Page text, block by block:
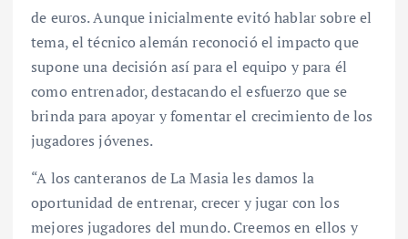
de euros. Aunque inicialmente evitó hablar sobre el
tema, el técnico alemán reconoció el impacto que
supone una decisión así para el equipo y para él
como entrenador, destacando el esfuerzo que se
brinda para apoyar y fomentar el crecimiento de los
jugadores jóvenes.
“A los canteranos de La Masia les damos la
oportunidad de entrenar, crecer y jugar con los
mejores jugadores del mundo. Creemos en ellos y